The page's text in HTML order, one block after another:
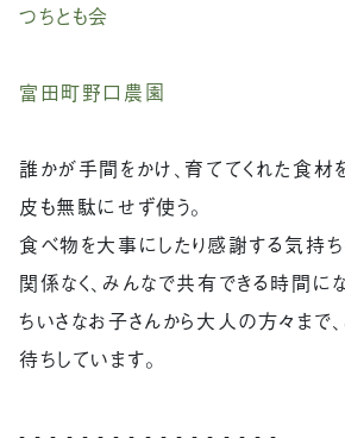
つちとも会
富田町野口農園
誰かが手間をかけ、育ててくれた食材
皮も無駄にせず使う。
食べ物を大事にしたり感謝する気持ち
関係なく、みんなで共有できる時間に
ちいさなお子さんから大人の方々まで
待ちしています。